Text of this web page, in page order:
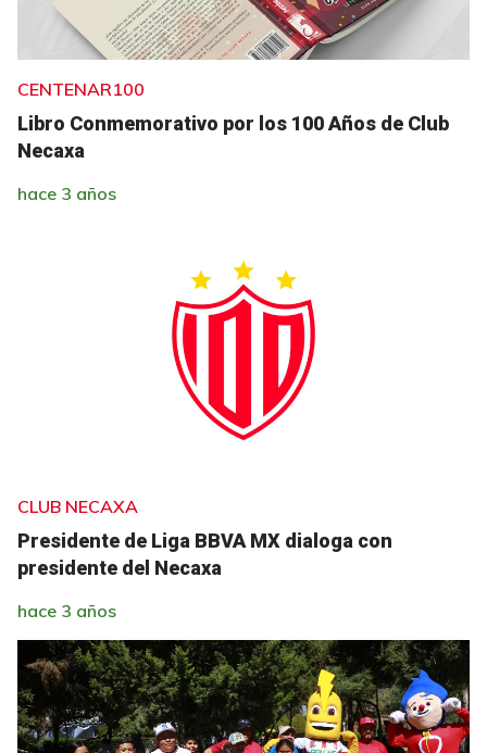
CENTENAR100
Libro Conmemorativo por los 100 Años de Club
Necaxa
hace 3 años
CLUB NECAXA
Presidente de Liga BBVA MX dialoga con
presidente del Necaxa
hace 3 años